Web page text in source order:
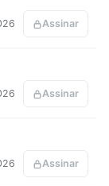
Assinar
Assinar
Assinar